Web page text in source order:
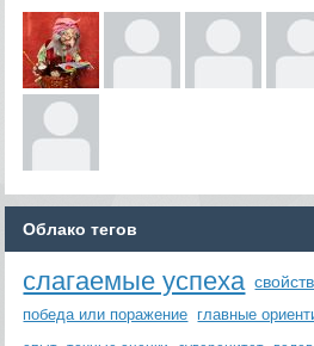
Облако тегов
слагаемые успеха
победа или поражение главные